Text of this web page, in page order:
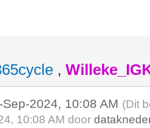
,
Sep-2024, 10:08 AM (Dit
10:08 AM door